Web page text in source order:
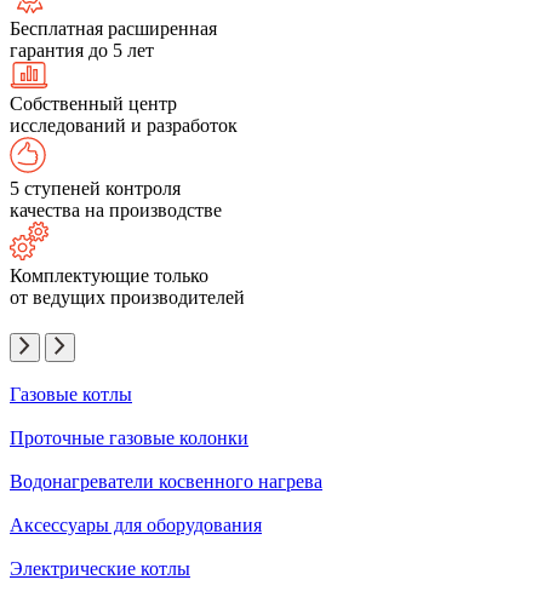
Бесплатная расширенная
гарантия до 5 лет
Собственный центр
исследований и разработок
5 ступеней контроля
качества на производстве
Комплектующие только
от ведущих производителей
Газовые котлы
Проточные газовые колонки
Водонагреватели косвенного нагрева
Аксессуары для оборудования
Электрические котлы